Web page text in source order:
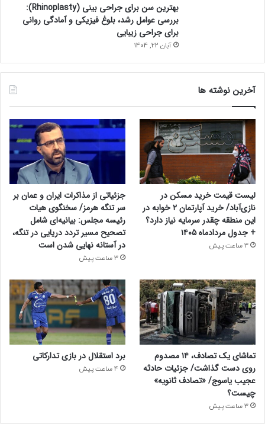
بهترین سن برای جراحی بینی (Rhinoplasty):
بررسی عوامل رشد، بلوغ فیزیکی و آمادگی روانی
برای جراحی زیبایی
آبان 22, 1404
آخرین نوشته ها
لیست قیمت خرید مسکن در
نازی‌آباد/ خرید آپارتمان ۲ خوابه در
این منطقه چقدر سرمایه نیاز دارد؟
+ جدول مردادماه ۱۴۰۵
3 ساعت پیش
جزئیاتی از مذاکرات ایران و عمان بر
سر تنگه هرمز/ سخنگوی هیات
رئیسه مجلس: بیانیه‌ای شامل
تصحیح مسیر تردد دریایی در تنگه،
در آستانه نهایی شدن است
3 ساعت پیش
تماشای یک تصادف، ۱۴ مصدوم
روی دست گذاشت/ جزئیات حادثه
عجیب یاسوج/ «تصادف ثانویه»
چیست؟
3 ساعت پیش
برد استقلال در بازی تدارکاتی
4 ساعت پیش